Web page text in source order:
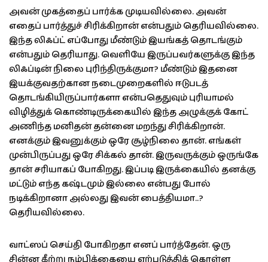
அவன் முகத்தைப் பார்க்க முடியவில்லை. அவன்
எதைப் பார்த்துச் சிரிக்கிறான் என்பதும் தெரியவில்லை.
இந்த லிஃப்ட் எப்போது மீண்டும் இயங்கத் தொடங்கும்
என்பதும் தெரியாது. வெளியே இருப்பவர்களுக்கு இந்த
லிஃப்டின் நிலை புரிந்திருக்குமா? மீண்டும் இதனை
இயக்குவதற்கான நடைமுறைகளில் ஈடுபடத்
தொடங்கியிருப்பார்களா என்பதெதுவும் புரியாமல்
விழித்துக் கொண்டிருக்கையில் இந்த அழுக்குக் கோட்
அணிந்த மனிதன் தன்னை மறந்து சிரிக்கிறான்.
எனக்கும் இவனுக்கும் ஒரே சூழ்நிலை தான். எங்கள்
முன்பிருப்பது ஒரே சிக்கல் தான். இருவருக்கும் ஒருங்கே
தான் சரியாகப் போகிறது. இப்படி இருக்கையில் தனக்கு
மட்டும் எந்த கஷ்டமும் இல்லை என்பது போல்
நடிக்கிறானா அல்லது இவன் பைத்தியமா..?
தெரியவில்லை.
வாட்ஸப் செய்தி போகிறதா எனப் பார்த்தேன். ஒரு